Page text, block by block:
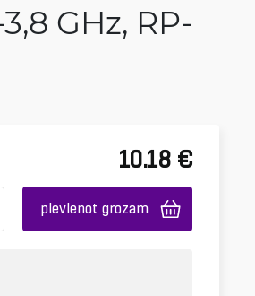
GHz, RP-
10.18 €
pievienot grozam